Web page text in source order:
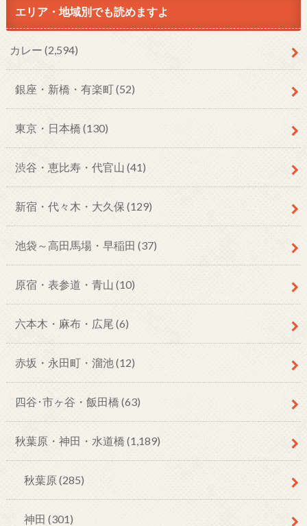
エリア・地域別でも読めますよ
カレー (2,594)
銀座・新橋・有楽町(52)
東京・日本橋 (130)
渋谷・恵比寿・代官山 (41)
新宿・代々木・大久保 (129)
池袋～高田馬場・早稲田 (37)
原宿・表参道・青山 (10)
六本木・麻布・広尾 (6)
赤坂・永田町・溜池(12)
四谷･市ヶ谷・飯田橋 (63)
秋葉原・神田・水道橋 (1,189)
秋葉原 (285)
神田 (301)